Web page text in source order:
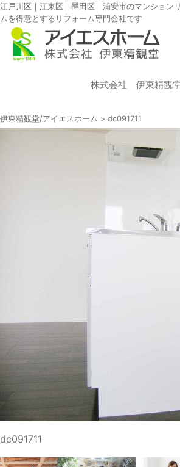
江戸川区｜江東区｜墨田区｜浦安市のマンション
ムを得意とするリフォーム専門会社です
株式会社 伊東精観
伊東精観堂/アイエスホーム > dc091711
dc091711